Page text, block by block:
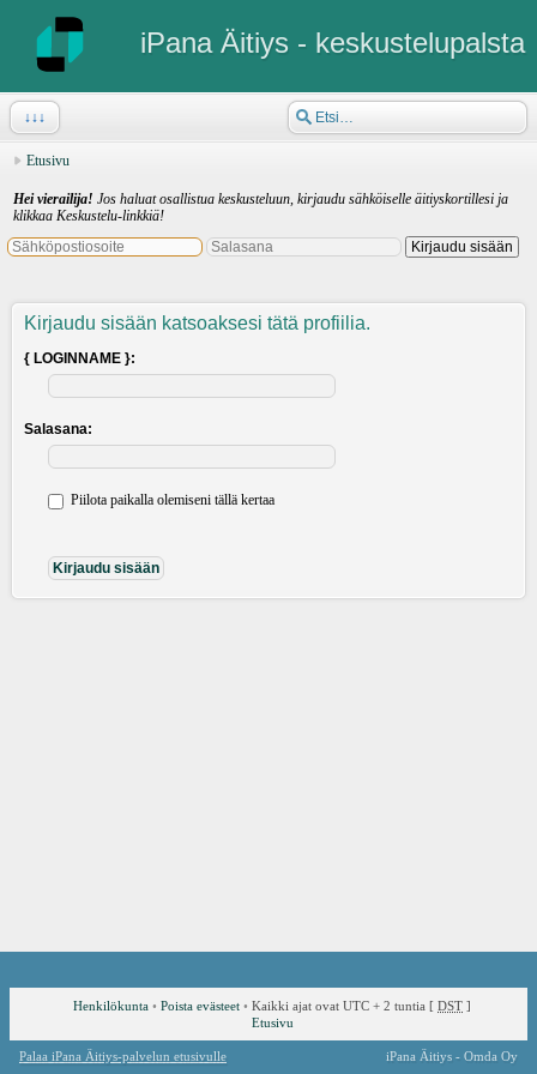
iPana Äitiys - keskustelupalsta
↓↓↓
Etusivu
Hei vierailija! Jos haluat osallistua keskusteluun, kirjaudu sähköiselle äitiyskortillesi ja
klikkaa Keskustelu-linkkiä!
Kirjaudu sisään katsoaksesi tätä profiilia.
{ LOGINNAME }:
Salasana:
Piilota paikalla olemiseni tällä kertaa
Henkilökunta • Poista evästeet • Kaikki ajat ovat UTC + 2 tuntia [ DST ]
Etusivu
Palaa iPana Äitiys-palvelun etusivulle iPana Äitiys - Omda Oy